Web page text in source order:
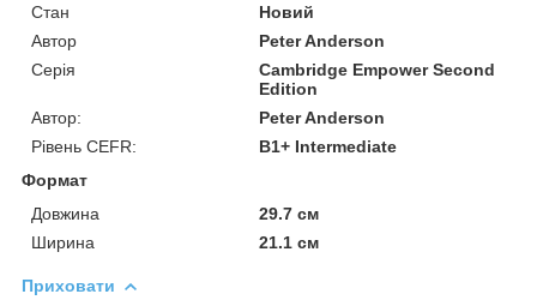
Стан
Новий
Автор
Peter Anderson
Серія
Cambridge Empower Second
Edition
Автор:
Peter Anderson
Рівень CEFR:
B1+ Intermediate
Формат
Довжина
29.7 см
Ширина
21.1 см
Приховати